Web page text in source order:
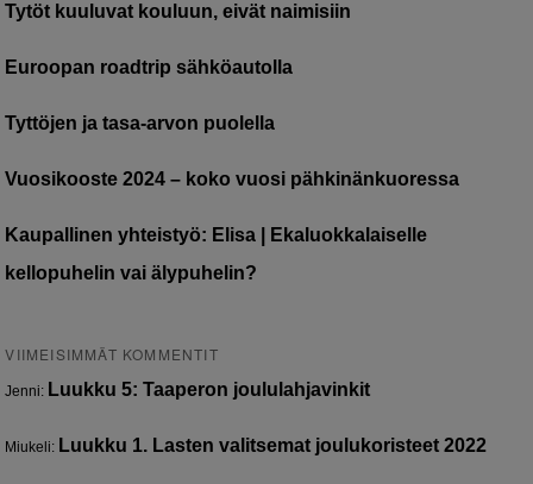
Tytöt kuuluvat kouluun, eivät naimisiin
Euroopan roadtrip sähköautolla
Tyttöjen ja tasa-arvon puolella
Vuosikooste 2024 – koko vuosi pähkinänkuoressa
Kaupallinen yhteistyö: Elisa | Ekaluokkalaiselle
kellopuhelin vai älypuhelin?
VIIMEISIMMÄT KOMMENTIT
Jenni: Luukku 5: Taaperon joululahjavinkit
Miukeli: Luukku 1. Lasten valitsemat joulukoristeet 2022